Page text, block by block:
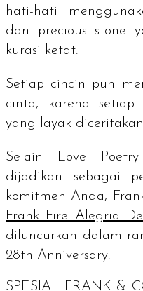
hati-hati
dan
precious stone
kurasi ketat.
Setiap cincin pun
cinta, karena setiap
yang layak
Selain Love
dijadikan sebagai
komitmen Anda,
Frank Fire Alegria
diluncurkan dalam
28th Anniversary.
SPESIAL FRANK &